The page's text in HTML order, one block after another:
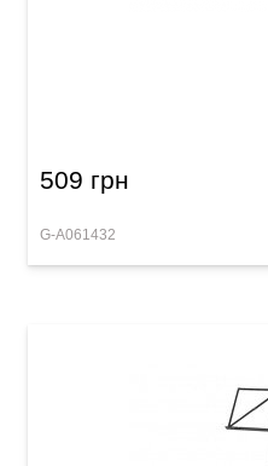
509 грн
G-A061432